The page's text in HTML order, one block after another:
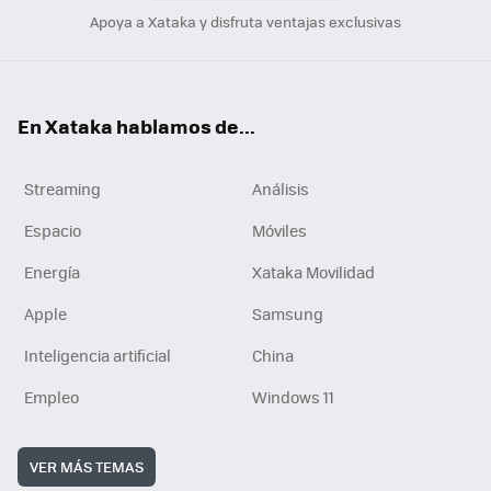
Apoya a Xataka y disfruta ventajas exclusivas
En Xataka hablamos de...
Streaming
Análisis
Espacio
Móviles
Energía
Xataka Movilidad
Apple
Samsung
Inteligencia artificial
China
Empleo
Windows 11
VER MÁS TEMAS